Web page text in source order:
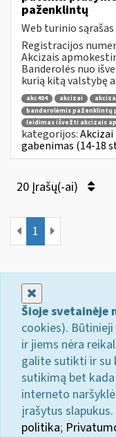
paženklintų
Web turinio sąrašas
Registracijos
Akcizais
Banderolės nuo
kurią kitą valstybę
akc404 akcizai
banderolėmis paženklintų
leidimas išvežti akcizais
kategorijos:
gabenimas (14-18
20 Įrašų(-ai)
1
Šioje svetainėje
cookies).
ir jiems nėra
galite sutikti ir su
sutikimą bet
interneto
įrašytus
politika;